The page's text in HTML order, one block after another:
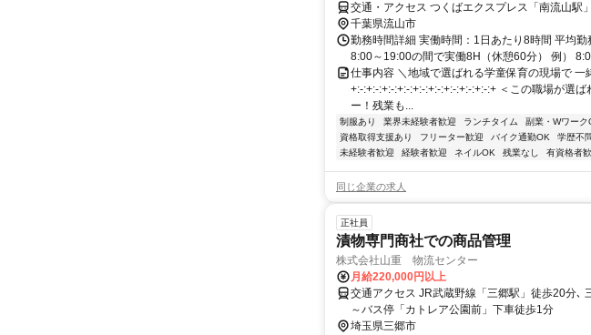
交通・アクセス つくばエクスプレス「南流山駅
千葉県流山市
勤務時間詳細 実働時間：1日あたり8時間 平均
8:00～19:00の間で実働8H（休憩60分） 例）
仕事内容 ＼地域で選ばれる学童保育の現場で 一
+:-:+:-:+:-:+:-:+:-:+:-:+:-:+:-:+:-:+ ＜この職場が選
ー！残業も...
制服あり 業界未経験者歓迎 ランチタイム 副業・Wワーク
資格取得支援あり
フリーター歓迎 バイク通勤OK 学歴不
未経験者歓迎
経験者歓迎 ネイルOK 残業なし 有資格者
同じ企業の求人
正社員
漬物専門商社での商品管理
株式会社山重 物流センター
月給220,000円以上
交通アクセス JR武蔵野線「三郷駅」徒歩20分､
～バス停「カトレア公園前」下車徒歩1分
埼玉県三郷市